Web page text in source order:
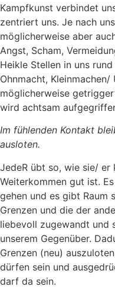
Kampfkunst verbindet
zentriert uns. Je nach
möglicherweise aber
Angst, Scham,
Heikle Stellen in uns
Ohnmacht,
möglicherweise
wird achtsam
Im fühlenden Kontakt
ausloten.
JedeR übt so, wie sie/ er
Weiterkommen gut ist.
gehen und es gibt Raum
Grenzen und die der
liebevoll zugewandt und
unserem Gegenüber.
Grenzen (neu)
dürfen sein und
darf da sein.